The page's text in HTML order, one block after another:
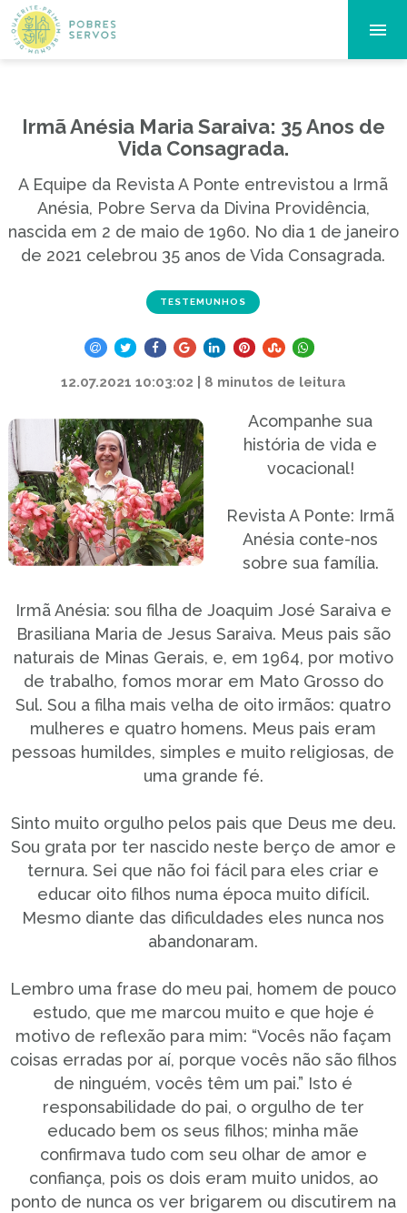
Irmã Anésia Maria Saraiva: 35 Anos de
Vida Consagrada.
A Equipe da Revista A Ponte entrevistou a Irmã
Anésia, Pobre Serva da Divina Providência,
nascida em 2 de maio de 1960. No dia 1 de janeiro
de 2021 celebrou 35 anos de Vida Consagrada.
TESTEMUNHOS
12.07.2021 10:03:02 | 8 minutos de leitura
Acompanhe sua
história de vida e
vocacional!
Revista A Ponte: Irmã
Anésia conte-nos
sobre sua família.
Irmã Anésia: sou filha de Joaquim José Saraiva e
Brasiliana Maria de Jesus Saraiva. Meus pais são
naturais de Minas Gerais, e, em 1964, por motivo
de trabalho, fomos morar em Mato Grosso do
Sul. Sou a filha mais velha de oito irmãos: quatro
mulheres e quatro homens. Meus pais eram
pessoas humildes, simples e muito religiosas, de
uma grande fé.
Sinto muito orgulho pelos pais que Deus me deu.
Sou grata por ter nascido neste berço de amor e
ternura. Sei que não foi fácil para eles criar e
educar oito filhos numa época muito difícil.
Mesmo diante das dificuldades eles nunca nos
abandonaram.
Lembro uma frase do meu pai, homem de pouco
estudo, que me marcou muito e que hoje é
motivo de reflexão para mim: “Vocês não façam
coisas erradas por aí, porque vocês não são filhos
de ninguém, vocês têm um pai.” Isto é
responsabilidade do pai, o orgulho de ter
educado bem os seus filhos; minha mãe
confirmava tudo com seu olhar de amor e
confiança, pois os dois eram muito unidos, ao
ponto de nunca os ver brigarem ou discutirem na